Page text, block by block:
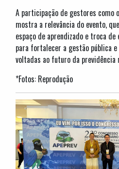
A participação de gestores como
mostra a relevância do evento,
espaço de aprendizado e troca
para fortalecer a gestão pública
voltadas ao futuro da previdência
*Fotos: Reprodução